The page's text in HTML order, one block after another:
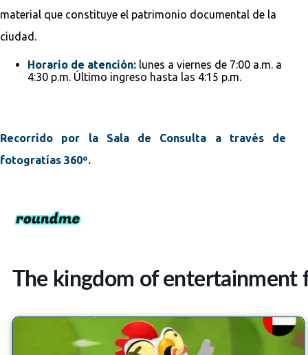
material que constituye el patrimonio documental de la
ciudad.
Horario de atención: lunes a viernes de 7:00 a.m. a
4:30 p.m. Último ingreso hasta las 4:15 p.m.
Recorrido por la Sala de Consulta a través de
fotogratías 360º.